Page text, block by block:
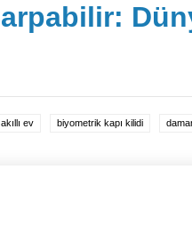
ev biyometrik kapı kilidi